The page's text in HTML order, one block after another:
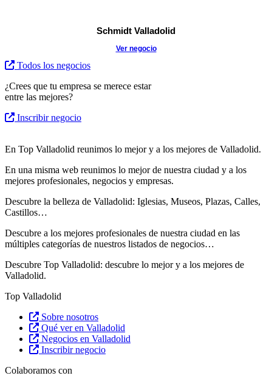
Schmidt Valladolid
Ver negocio
Todos los negocios
¿Crees que tu empresa se merece estar
entre las mejores?
Inscribir negocio
En Top Valladolid reunimos lo mejor y a los mejores de Valladolid.
En una misma web reunimos lo mejor de nuestra ciudad y a los
mejores profesionales, negocios y empresas.
Descubre la belleza de Valladolid: Iglesias, Museos, Plazas, Calles,
Castillos…
Descubre a los mejores profesionales de nuestra ciudad en las
múltiples categorías de nuestros listados de negocios…
Descubre Top Valladolid: descubre lo mejor y a los mejores de
Valladolid.
Top Valladolid
Sobre nosotros
Qué ver en Valladolid
Negocios en Valladolid
Inscribir negocio
Colaboramos con